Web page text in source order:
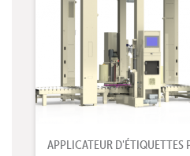
APPLICATEUR D'ÉTIQUETTES